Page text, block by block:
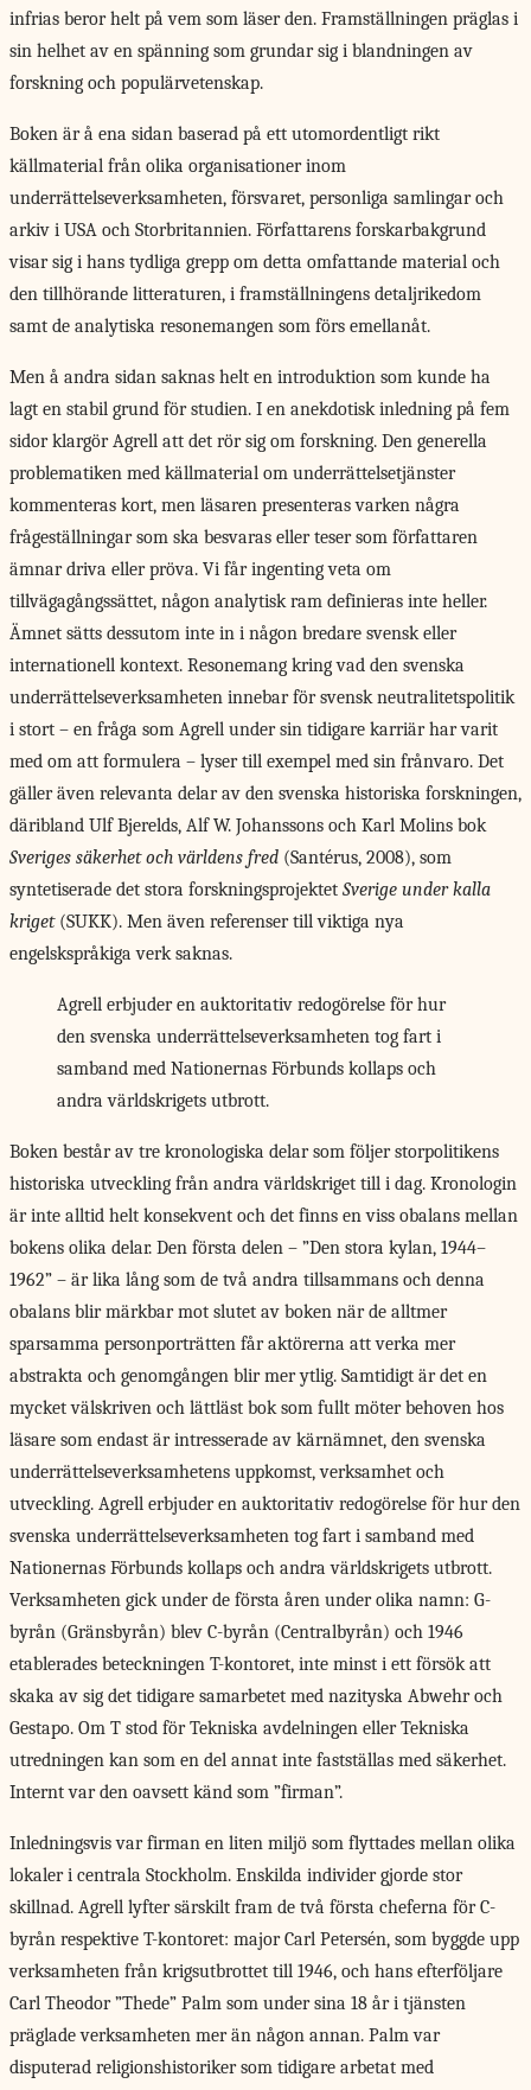
infrias beror helt på vem som läser den. Framställningen präglas i
sin helhet av en spänning som grundar sig i blandningen av
forskning och populärvetenskap.
Boken är å ena sidan baserad på ett utomordentligt rikt
källmaterial från olika organisationer inom
underrättelseverksamheten, försvaret, personliga samlingar och
arkiv i USA och Storbritannien. Författarens forskarbakgrund
visar sig i hans tydliga grepp om detta omfattande material och
den tillhörande litteraturen, i framställningens detaljrikedom
samt de analytiska resonemangen som förs emellanåt.
Men å andra sidan saknas helt en introduktion som kunde ha
lagt en stabil grund för studien. I en anekdotisk inledning på fem
sidor klargör Agrell att det rör sig om forskning. Den generella
problematiken med källmaterial om underrättelsetjänster
kommenteras kort, men läsaren presenteras varken några
frågeställningar som ska besvaras eller teser som författaren
ämnar driva eller pröva. Vi får ingenting veta om
tillvägagångssättet, någon analytisk ram definieras inte heller.
Ämnet sätts dessutom inte in i någon bredare svensk eller
internationell kontext. Resonemang kring vad den svenska
underrättelseverksamheten innebar för svensk neutralitetspolitik
i stort – en fråga som Agrell under sin tidigare karriär har varit
med om att formulera – lyser till exempel med sin frånvaro. Det
gäller även relevanta delar av den svenska historiska forskningen,
däribland Ulf Bjerelds, Alf W. Johanssons och Karl Molins bok
Sveriges säkerhet och världens fred (Santérus, 2008), som
syntetiserade det stora forskningsprojektet Sverige under kalla
kriget(SUKK). Men även referenser till viktiga nya
engelskspråkiga verk saknas.
Agrell erbjuder en auktoritativ redogörelse för hur
den svenska underrättelseverksamheten tog fart i
samband med Nationernas Förbunds kollaps och
andra världskrigets utbrott.
Boken består av tre kronologiska delar som följer storpolitikens
historiska utveckling från andra världskriget till i dag. Kronologin
är inte alltid helt konsekvent och det finns en viss obalans mellan
bokens olika delar. Den första delen – ”Den stora kylan, 1944–
1962” – är lika lång som de två andra tillsammans och denna
obalans blir märkbar mot slutet av boken när de alltmer
sparsamma personporträtten får aktörerna att verka mer
abstrakta och genomgången blir mer ytlig. Samtidigt är det en
mycket välskriven och lättläst bok som fullt möter behoven hos
läsare som endast är intresserade av kärnämnet, den svenska
underrättelseverksamhetens uppkomst, verksamhet och
utveckling. Agrell erbjuder en auktoritativ redogörelse för hur den
svenska underrättelseverksamheten tog fart i samband med
Nationernas Förbunds kollaps och andra världskrigets utbrott.
Verksamheten gick under de första åren under olika namn: G-
byrån (Gränsbyrån) blev C-byrån (Centralbyrån) och 1946
etablerades beteckningen T-kontoret, inte minst i ett försök att
skaka av sig det tidigare samarbetet med nazityska Abwehr och
Gestapo. Om T stod för Tekniska avdelningen eller Tekniska
utredningen kan som en del annat inte fastställas med säkerhet.
Internt var den oavsett känd som ”firman”.
Inledningsvis var firman en liten miljö som flyttades mellan olika
lokaler i centrala Stockholm. Enskilda individer gjorde stor
skillnad. Agrell lyfter särskilt fram de två första cheferna för C-
byrån respektive T-kontoret: major Carl Petersén, som byggde upp
verksamheten från krigsutbrottet till 1946, och hans efterföljare
Carl Theodor ”Thede” Palm som under sina 18 år i tjänsten
präglade verksamheten mer än någon annan. Palm var
disputerad religionshistoriker som tidigare arbetat med